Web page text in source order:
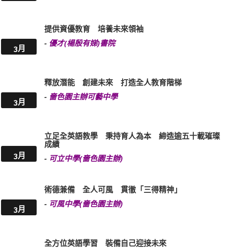
3月
提供資優教育 培養未來領袖
- 優才(楊殷有娣)書院
3月
釋放潛能 創建未來 打造全人教育階梯
- 嗇色園主辦可藝中學
3月
立足全英語教學 秉持育人為本 締造逾五十載璀璨
成績
- 可立中學(嗇色園主辦)
3月
術德兼備 全人可風 貫徹「三得精神」
- 可風中學(嗇色園主辦)
全方位英語學習 裝備自己迎接未來